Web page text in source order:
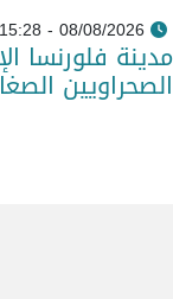
08/08/2026 - 15:28
مدينة فلورنسا
الصحراويين